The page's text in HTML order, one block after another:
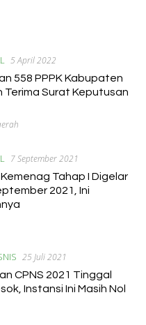
5 April 2022
558 PPPK Kabupaten
Terima Surat Keputusan
7 September 2021
Kemenag Tahap I Digelar
2021, Ini
25 Juli 2021
CPNS 2021 Tinggal
Instansi Ini Masih Nol